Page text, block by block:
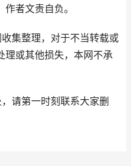
者文责自负。
集整理，对于不当转载或
理或其他损失，本网不承
请第一时刻联系大家删